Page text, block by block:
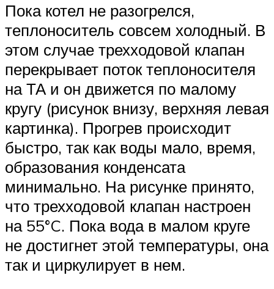
Пока котел не разогрелся,
теплоноситель совсем холодный. В
этом случае трехходовой клапан
перекрывает поток теплоносителя
на ТА и он движется по малому
кругу (рисунок внизу, верхняя левая
картинка). Прогрев происходит
быстро, так как воды мало, время,
образования конденсата
минимально. На рисунке принято,
что трехходовой клапан настроен
на 55°C. Пока вода в малом круге
не достигнет этой температуры, она
так и циркулирует в нем.